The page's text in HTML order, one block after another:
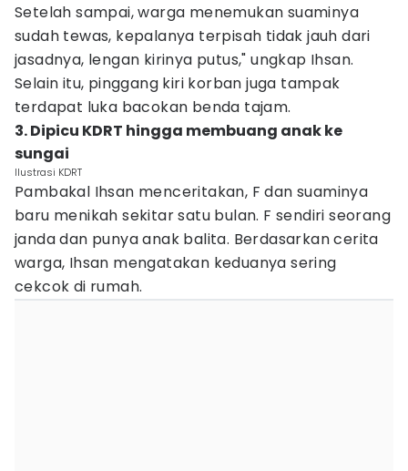
Setelah sampai, warga menemukan suaminya
sudah tewas, kepalanya terpisah tidak jauh dari
jasadnya, lengan kirinya putus," ungkap Ihsan.
Selain itu, pinggang kiri korban juga tampak
terdapat luka bacokan benda tajam.
3. Dipicu KDRT hingga membuang anak ke
sungai
Ilustrasi KDRT
Pambakal Ihsan menceritakan, F dan suaminya
baru menikah sekitar satu bulan. F sendiri seorang
janda dan punya anak balita. Berdasarkan cerita
warga, Ihsan mengatakan keduanya sering
cekcok di rumah.